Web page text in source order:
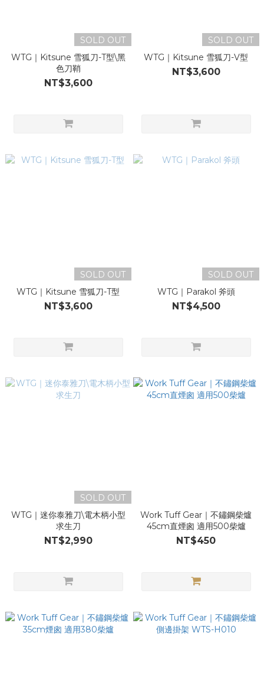
SOLD OUT
WTG｜Kitsune 雪狐刀-T型\黑
色刀鞘
NT$3,600
SOLD OUT
WTG｜Kitsune 雪狐刀-V型
NT$3,600
SOLD OUT
WTG｜Kitsune 雪狐刀-T型
NT$3,600
SOLD OUT
WTG｜Parakol 斧頭
NT$4,500
SOLD OUT
WTG｜迷你泰雅刀\電木柄小型
求生刀
NT$2,990
Work Tuff Gear｜不鏽鋼柴爐
45cm直煙囪 適用500柴爐
NT$450